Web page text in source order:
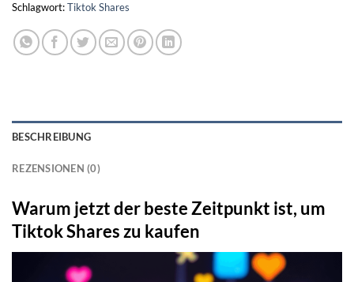
Schlagwort:Tiktok Shares
BESCHREIBUNG
REZENSIONEN (0)
Warum jetzt der beste Zeitpunkt ist, um
Tiktok Shares zu kaufen